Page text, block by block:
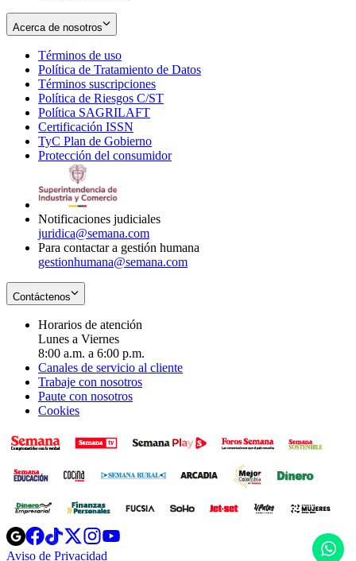
Acerca de nosotros
Términos de uso
in
new
window
Política de Tratamiento de Datos
Términos suscripciones
in
Política de Riesgos C/ST
Política SAGRILAFT
new
window
Certificación ISSN
in
new
TyC Plan de Gobierno
in
Protección del consumidorOpens
Notificaciones judiciales
juridica@semana.com
Para contactar a gestión humana
gestionhumana@semana.com
Contáctenos
Horarios de atención
Lunes a Viernes
8:00 a.m. a 6:00 p.m.
Canales de servicio al cliente
Trabaje con nosotros
Paute con nosotros
Cookies
Opens
in
Opens
in
Opens
in
Opens
Aviso de Privacidad